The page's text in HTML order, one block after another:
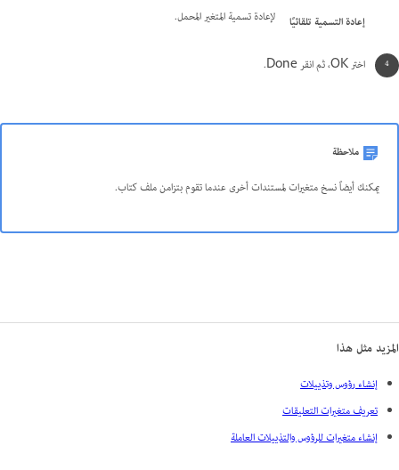
إعادة التسمية تلقائيًا لإعادة تسمية المتغير المحمل.
اختر OK، ثم انقر Done.
ملاحظة
يمكنك أيضاً نسخ متغيرات لمستندات أخرى عندما تقوم بتزامن ملف كتاب.
المزيد مثل هذا
إنشاء رؤوس وتذييلات
تعريف متغيرات التعليقات
إنشاء متغيرات للرؤوس والتذييلات العاملة